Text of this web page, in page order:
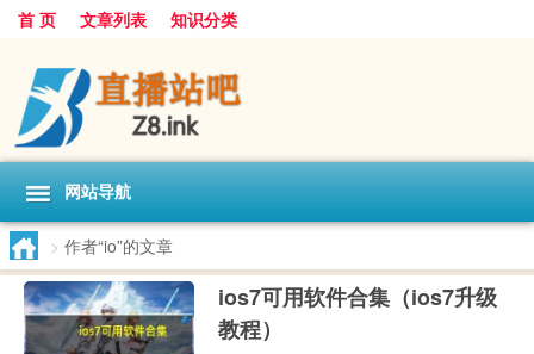
首 页 文章列表 知识分类
网站导航
> 作者“io”的文章
ios7可用软件合集（ios7升级
教程）